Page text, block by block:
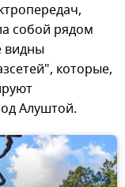
собой рядом
видны
которые,
Алуштой.